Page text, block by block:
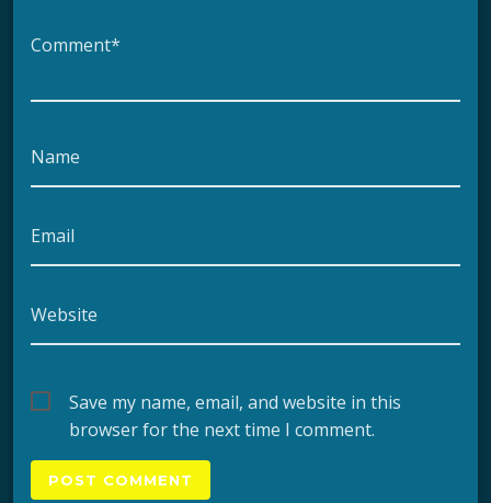
Comment*
Name
Email
Website
Save my name, email, and website in this
browser for the next time I comment.